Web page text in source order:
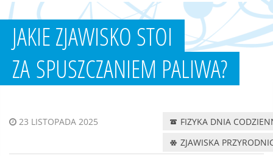
JAKIE ZJAWISKO STOI
ZA SPUSZCZANIEM PALIWA?
23 LISTOPADA 2025
FIZYKA DNIA
ZJAWISKA